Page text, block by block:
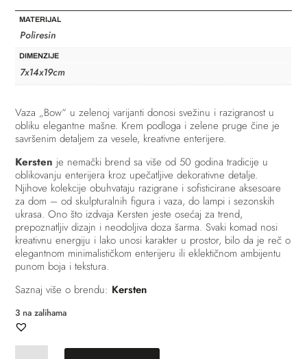
MATERIJAL
Poliresin
DIMENZIJE
7x14x19cm
Vaza „Bow“ u zelenoj varijanti donosi svežinu i razigranost u
obliku elegantne mašne. Krem podloga i zelene pruge čine je
savršenim detaljem za vesele, kreativne enterijere.
Kersten je nemački brend sa više od 50 godina tradicije u
oblikovanju enterijera kroz upečatljive dekorativne detalje.
Njihove kolekcije obuhvataju razigrane i sofisticirane aksesoare
za dom – od skulpturalnih figura i vaza, do lampi i sezonskih
ukrasa. Ono što izdvaja Kersten jeste osećaj za trend,
prepoznatljiv dizajn i neodoljiva doza šarma. Svaki komad nosi
kreativnu energiju i lako unosi karakter u prostor, bilo da je reč o
elegantnom minimalističkom enterijeru ili eklektičnom ambijentu
punom boja i tekstura.
Saznaj više o brendu: Kersten
3 na zalihama